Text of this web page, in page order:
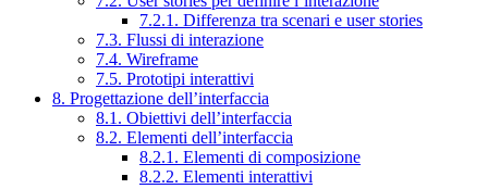
7.2.1. Differenza tra scenari e user stories
7.3. Flussi di interazione
7.4. Wireframe
7.5. Prototipi interattivi
8. Progettazione dell’interfaccia
8.1. Obiettivi dell’interfaccia
8.2. Elementi dell’interfaccia
8.2.1. Elementi di composizione
8.2.2. Elementi interattivi